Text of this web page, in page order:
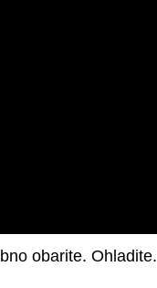
obarite. Ohladite.